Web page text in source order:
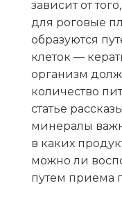
зависит от
для роговые
образуются
клеток —
организм
количество
статье
минералы
в каких
можно ли
путем приема